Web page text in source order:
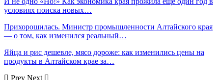
условиях поиска новых…
Прихорошилась. Министр промышленности Алтайского края
— о том, как изменился реальный…
Яйца и рис дешевле, мясо дороже: как изменились цены на
продукты в Алтайском крае за…
Prev Next